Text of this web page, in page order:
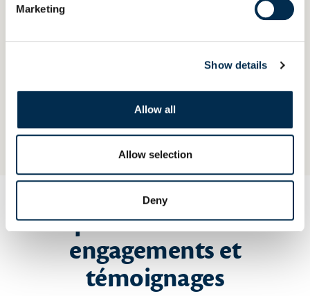
Marketing
Show details
Allow all
Allow selection
Deny
Lenaig
CHARGÉE DE MISSION PACKAGING
Explorer nos autres
engagements et
témoignages